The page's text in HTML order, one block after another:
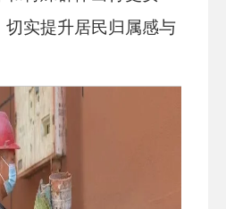
切实提升居民归属感与